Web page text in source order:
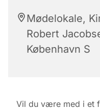
Mødelokale,
Robert
København S
Vil du være med i et